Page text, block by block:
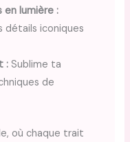
en lumière :
détails iconiques
: Sublime ta
de
où chaque trait